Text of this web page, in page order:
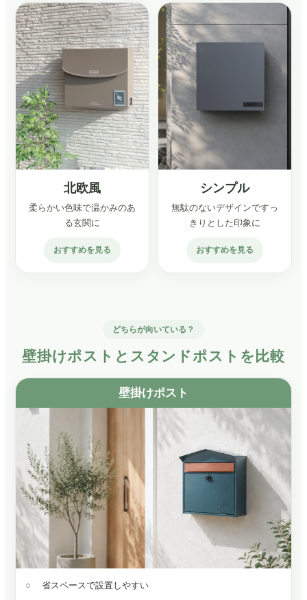
北欧風
柔らかい色味で温かみのあ
る玄関に
おすすめを見る
シンプル
無駄のないデザインですっ
きりとした印象に
おすすめを見る
どちらが向いている？
壁掛けポストとスタンドポストを比較
壁掛けポスト
省スペースで設置しやすい